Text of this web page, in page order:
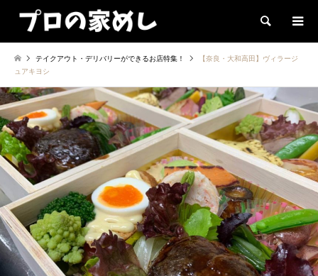
検索
テイクアウト・デリバリーができるお店特集！
【奈良・大和高田】ヴィラージ
ュアキヨシ